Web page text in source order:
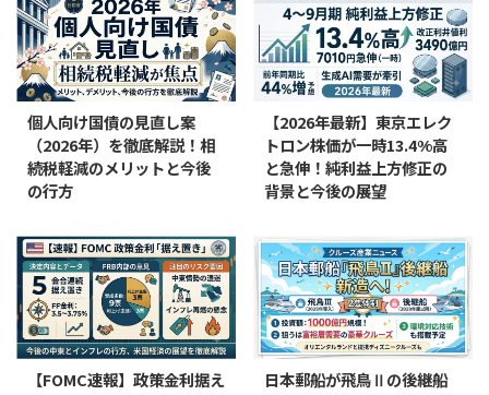
個人向け国債の見直し案
（2026年）を徹底解説！相
続税軽減のメリットと今後
の行方
【2026年最新】東京エレク
トロン株価が一時13.4%高
と急伸！純利益上方修正の
背景と今後の展望
【FOMC速報】政策金利据え
日本郵船が飛鳥Ⅱの後継船